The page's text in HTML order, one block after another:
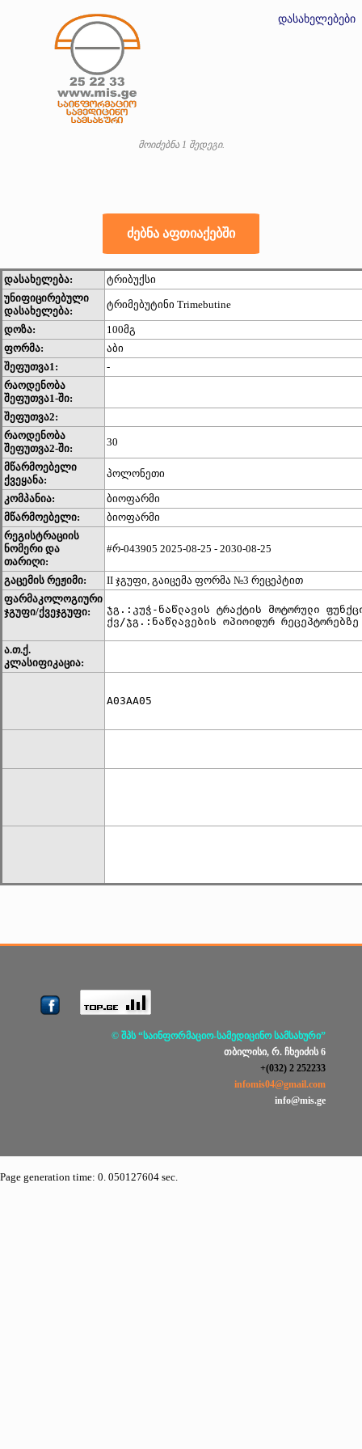
დასახელებები
მოიძებნა 1 შედეგი.
დასახელება:
ტრიბუქსი
უნიფიცირებული
დასახელება:
ტრიმებუტინი Trimebutine
დოზა:
100მგ
ფორმა:
აბი
შეფუთვა1:
-
რაოდენობა
შეფუთვა1-ში:
შეფუთვა2:
რაოდენობა
შეფუთვა2-ში:
30
მწარმოებელი
ქვეყანა:
პოლონეთი
კომპანია:
ბიოფარმი
მწარმოებელი:
ბიოფარმი
რეგისტრაციის
ნომერი და
თარიღი:
#რ-043905 2025-08-25 - 2030-08-25
გაცემის რეჟიმი:
II ჯგუფი, გაიცემა ფორმა №3 რეცეპტით
ფარმაკოლოგიური
ჯგუფი/ქვეჯგუფი:
ჯგ.:კუჭ-ნაწლავის ტრაქტის მოტორული
ქვ/ჯგ.:ნაწლავების ოპიოიდურ
ა.თ.ქ.
კლასიფიკაცია:
© შპს “საინფორმაციო-სამედიცინო სამსახური”
თბილისი, რ. ჩხეიძის 6
+(032) 2 252233
infomis04@gmail.com
info@mis.ge
Page generation time: 0. 050127604 sec.